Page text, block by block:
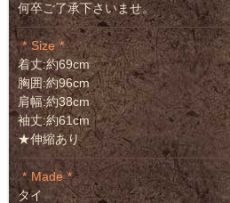
何卒ご了承下さいませ。
Size
着丈:約69cm
胸囲:約96cm
肩幅:約38cm
袖丈:約61cm
★伸縮あり
Made
タイ